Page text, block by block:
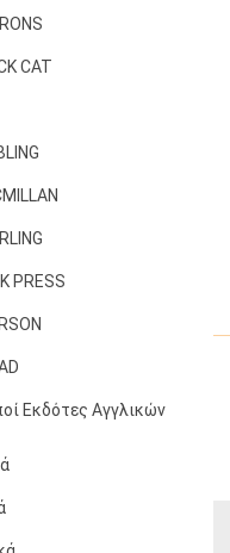
CAT
PRESS
Εκδότες Αγγλικών